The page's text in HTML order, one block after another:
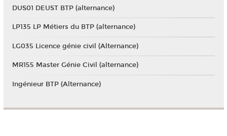
DUS01 DEUST BTP (alternance)
LP135 LP Métiers du BTP (alternance)
LG035 Licence génie civil (Alternance)
MR155 Master Génie Civil (alternance)
Ingénieur BTP (Alternance)